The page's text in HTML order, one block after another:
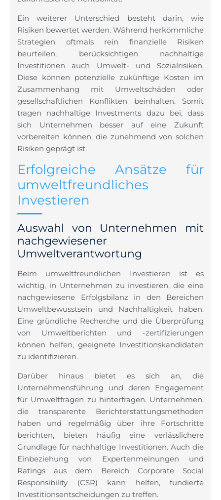
Ein weiterer Unterschied besteht darin, wie
Risiken bewertet werden. Während herkömmliche
Strategien oftmals rein finanzielle Risiken
beurteilen, berücksichtigen nachhaltige
Investitionen auch Umwelt- und Sozialrisiken.
Diese können potenzielle zukünftige Kosten im
Zusammenhang mit Umweltschäden oder
gesellschaftlichen Konflikten beinhalten. Somit
tragen nachhaltige Investments dazu bei, dass
sich Unternehmen besser auf eine Zukunft
vorbereiten können, die zunehmend von solchen
Risiken geprägt ist.
Erfolgreiche Ansätze für
umweltfreundliches
Investieren
Auswahl von Unternehmen mit
nachgewiesener
Umweltverantwortung
Beim umweltfreundlichen Investieren ist es
wichtig, in Unternehmen zu investieren, die eine
nachgewiesene Erfolgsbilanz in den Bereichen
Umweltbewusstsein und Nachhaltigkeit haben.
Eine gründliche Recherche und die Überprüfung
von Umweltberichten und -zertifizierungen
können helfen, geeignete Investitionskandidaten
zu identifizieren.
Darüber hinaus bietet es sich an, die
Unternehmensführung und deren Engagement
für Umweltfragen zu hinterfragen. Unternehmen,
die transparente Berichterstattungsmethoden
haben und regelmäßig über ihre Fortschritte
berichten, bieten häufig eine verlässlichere
Grundlage für nachhaltige Investitionen. Auch die
Einbeziehung von Expertenmeinungen und
Ratings aus dem Bereich Corporate Social
Responsibility (CSR) kann helfen, fundierte
Investitionsentscheidungen zu treffen.